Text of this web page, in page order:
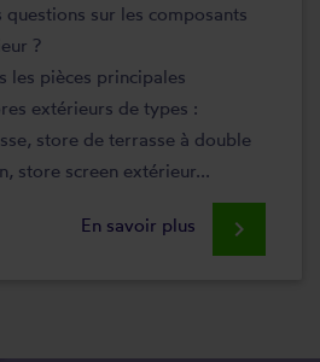
questions sur les composants
?
les pièces principales
extérieurs de types :
store de terrasse à double
store screen extérieur...
En savoir plus keyboard_arrow_right